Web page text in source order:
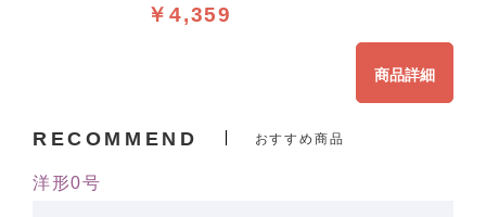
￥4,359
商品詳細
RECOMMEND おすすめ商品
洋形0号